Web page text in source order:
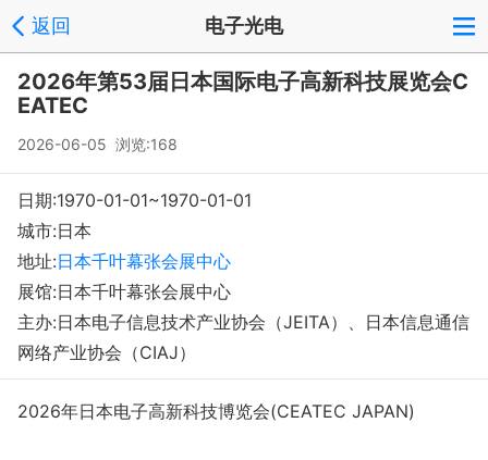
返回 电子光电
2026年第53届日本国际电子高新科技展览会C
EATEC
2026-06-05 浏览:168
日期:1970-01-01~1970-01-01
城市:日本
地址:日本千叶幕张会展中心
展馆:日本千叶幕张会展中心
主办:日本电子信息技术产业协会（JEITA）、日本信息通信
网络产业协会（CIAJ）
2026年日本电子高新科技博览会(CEATEC JAPAN)